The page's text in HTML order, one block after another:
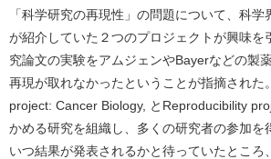
「科学研究の再現性」の問題について、科
が紹介していた２つのプロジェクトが興味
究論文の実験をアムジェンやBayerなどの製
再現が取れなかったということが指摘され
project: Cancer Biology, とReproducibility
かめる研究を組織し、多くの研究者の参加
いつ結果が発表されるかと待っていたとこ